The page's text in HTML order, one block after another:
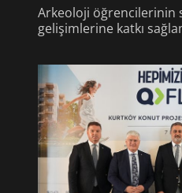
Arkeoloji öğrencilerinin
gelişimlerine katkı